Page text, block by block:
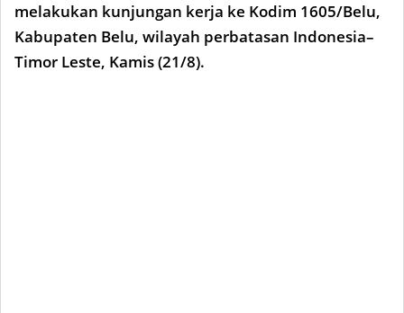
melakukan kunjungan kerja ke Kodim 1605/Belu,
Kabupaten Belu, wilayah perbatasan Indonesia–
Timor Leste, Kamis (21/8).